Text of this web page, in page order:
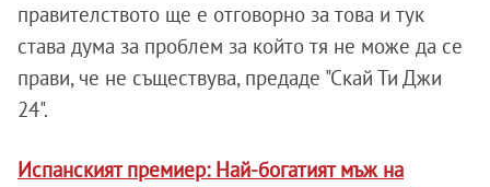
правителството ще е отговорно за това и тук
става дума за проблем за който тя не може да се
прави, че не съществува, предаде "Скай Ти Джи
24".
Испанският премиер: Най-богатият мъж на